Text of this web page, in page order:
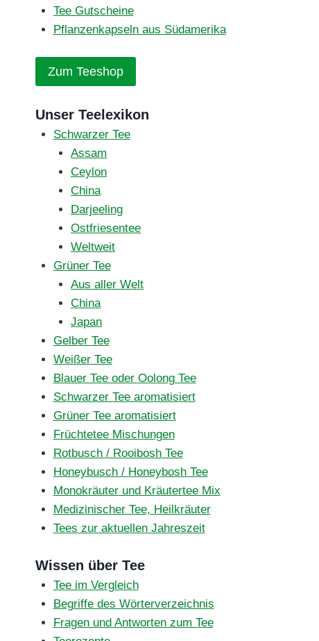
Tee Gutscheine
Pflanzenkapseln aus Südamerika
Zum Teeshop
Unser Teelexikon
Schwarzer Tee
Assam
Ceylon
China
Darjeeling
Ostfriesentee
Weltweit
Grüner Tee
Aus aller Welt
China
Japan
Gelber Tee
Weißer Tee
Blauer Tee oder Oolong Tee
Schwarzer Tee aromatisiert
Grüner Tee aromatisiert
Früchtetee Mischungen
Rotbusch / Rooibosh Tee
Honeybusch / Honeybosh Tee
Monokräuter und Kräutertee Mix
Medizinischer Tee, Heilkräuter
Tees zur aktuellen Jahreszeit
Wissen über Tee
Tee im Vergleich
Begriffe des Wörterverzeichnis
Fragen und Antworten zum Tee